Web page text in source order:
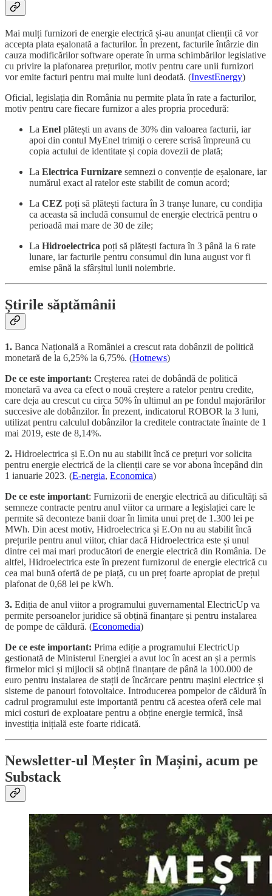
Mai mulți furnizori de energie electrică și-au anunțat clienții că vor
accepta plata eșalonată a facturilor. În prezent, facturile întârzie din
cauza modificărilor software operate în urma schimbărilor legislative
cu privire la plafonarea prețurilor, motiv pentru care unii furnizori
vor emite facturi pentru mai multe luni deodată. (InvestEnergy)
Oficial, legislația din România nu permite plata în rate a facturilor,
motiv pentru care fiecare furnizor a ales propria procedură:
La Enel plătești un avans de 30% din valoarea facturii, iar
apoi din contul MyEnel trimiți o cerere scrisă împreună cu
copia actului de identitate și copia dovezii de plată;
La Electrica Furnizare semnezi o convenție de eșalonare, iar
numărul exact al ratelor este stabilit de comun acord;
La CEZ poți să plătești factura în 3 tranșe lunare, cu condiția
ca aceasta să includă consumul de energie electrică pentru o
perioadă mai mare de 30 de zile;
La Hidroelectrica poți să plătești factura în 3 până la 6 rate
lunare, iar facturile pentru consumul din luna august vor fi
emise până la sfârșitul lunii noiembrie.
Știrile săptămânii
1. Banca Națională a României a crescut rata dobânzii de politică
monetară de la 6,25% la 6,75%. (Hotnews)
De ce este important: Creșterea ratei de dobândă de politică
monetară va avea ca efect o nouă creștere a ratelor pentru credite,
care deja au crescut cu circa 50% în ultimul an pe fondul majorărilor
succesive ale dobânzilor. În prezent, indicatorul ROBOR la 3 luni,
utilizat pentru calculul dobânzilor la creditele contractate înainte de 1
mai 2019, este de 8,14%.
2. Hidroelectrica și E.On nu au stabilit încă ce prețuri vor solicita
pentru energie electrică de la clienții care se vor abona începând din
1 ianuarie 2023. (E-nergia, Economica)
De ce este important: Furnizorii de energie electrică au dificultăți să
semneze contracte pentru anul viitor ca urmare a legislației care le
permite să deconteze banii doar în limita unui preț de 1.300 lei pe
MWh. Din acest motiv, Hidroelectrica și E.On nu au stabilit încă
prețurile pentru anul viitor, chiar dacă Hidroelectrica este și unul
dintre cei mai mari producători de energie electrică din România. De
altfel, Hidroelectrica este în prezent furnizorul de energie electrică cu
cea mai bună ofertă de pe piață, cu un preț foarte apropiat de prețul
plafonat de 0,68 lei pe kWh.
3. Ediția de anul viitor a programului guvernamental ElectricUp va
permite persoanelor juridice să obțină finanțare și pentru instalarea
de pompe de căldură. (Economedia)
De ce este important: Prima ediție a programului ElectricUp
gestionată de Ministerul Energiei a avut loc în acest an și a permis
firmelor mici și mijlocii să obțină finanțare de până la 100.000 de
euro pentru instalarea de stații de încărcare pentru mașini electrice și
sisteme de panouri fotovoltaice. Introducerea pompelor de căldură în
cadrul programului este importantă pentru că acestea oferă cele mai
mici costuri de exploatare pentru a obține energie termică, însă
investiția inițială este foarte ridicată.
Newsletter-ul Meșter în Mașini, acum pe
Substack